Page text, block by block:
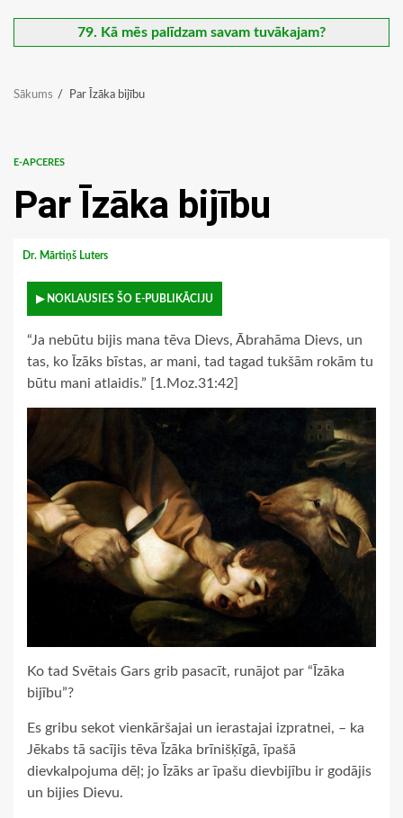
79. Kā mēs palīdzam savam tuvākajam?
Sākums Par Īzāka bijību
E-APCERES
Par Īzāka bijību
Dr. Mārtiņš Luters
▶ NOKLAUSIES ŠO E-PUBLIKĀCIJU
“Ja nebūtu bijis mana tēva Dievs, Ābrahāma Dievs, un
tas, ko Īzāks bīstas, ar mani, tad tagad tukšām rokām tu
būtu mani atlaidis.” [1.Moz.31:42]
Ko tad Svētais Gars grib pasacīt, runājot par “Īzāka
bijību”?
Es gribu sekot vienkāršajai un ierastajai izpratnei, – ka
Jēkabs tā sacījis tēva Īzāka brīnišķīgā, īpašā
dievkalpojuma dēļ; jo Īzāks ar īpašu dievbijību ir godājis
un bijies Dievu.